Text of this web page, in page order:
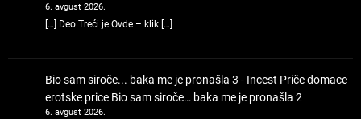
6. avgust 2026.
[…] Deo Treći je Ovde – klik […]
Bio sam siroče... baka me je pronašla 3 - Incest Priče domace
erotske price Bio sam siroče… baka me je pronašla 2
6. avgust 2026.